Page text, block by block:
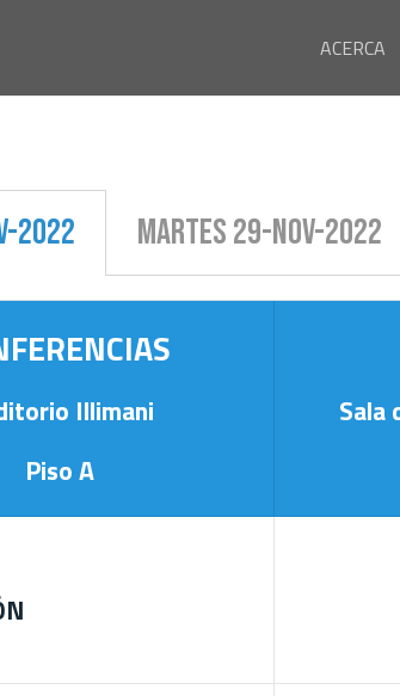
ACERCA
2022 Martes 29-Nov-2022
Illimani
Piso A
Sala